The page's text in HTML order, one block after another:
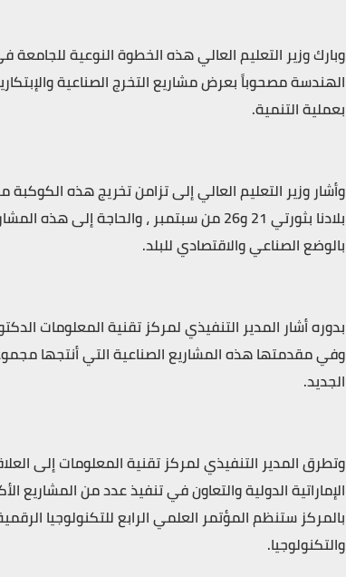
الهندسة مصحوباً بعرض مشاريع التخرج الصناعية
بعملية التنمية.
وأشار وزير التعليم العالي إلى تزامن تخريج هذه
بلادنا بثورتي 21 و26 من سبتمبر ،
بالوضع الصناعي والاقتصادي للبلد.
بدوره أشار المدير التنفيذي لمركز تقنية المعلومات
وفي مقدمتها هذه المشاريع الصناعية التي أنتجها
الجديد.
وتطرق المدير التنفيذي لمركز تقنية المعلومات إلى
الإماراتية الدولية والتعاون في تنفيذ عدد من المشاريع
بالمركز ستنظم المؤتمر العلمي الرابع للتكنولوجيا
والتكنولوجيا.